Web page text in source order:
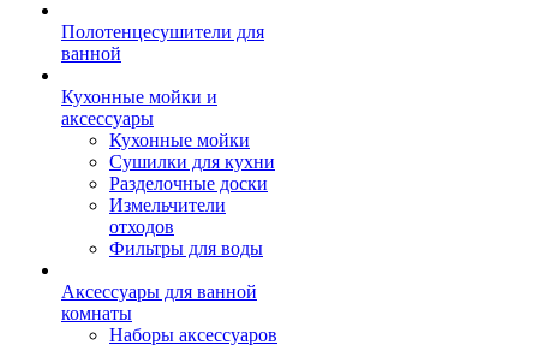
Полотенцесушители для
ванной
Кухонные мойки и
аксессуары
Кухонные мойки
Сушилки для кухни
Разделочные доски
Измельчители
отходов
Фильтры для воды
Аксессуары для ванной
комнаты
Наборы аксессуаров